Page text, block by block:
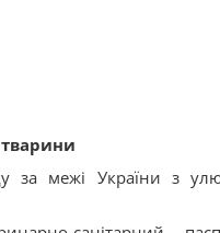
за межі України з